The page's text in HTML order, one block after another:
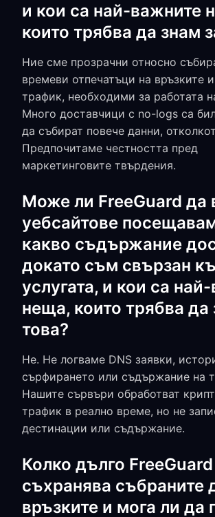
и кои са най-важните
които трябва да знам
Ние сме прозрачни относно
времеви отпечатъци на връзките
трафик, необходими за работата
Много доставчици с no-logs са
да събират повече данни,
Предпочитаме честността пред
маркетинговите твърдения.
Може ли FreeGuard да
уебсайтове
какво съдържание
докато съм свързан
услугата, и кои са
неща, които трябва да
това?
Не. Не логваме DNS заявки,
сърфирането или съдържание на
Нашите сървъри обработват
трафик в реално време, но не
дестинации или съдържание.
Колко дълго FreeGuard
съхранява събраните
връзките и мога ли да